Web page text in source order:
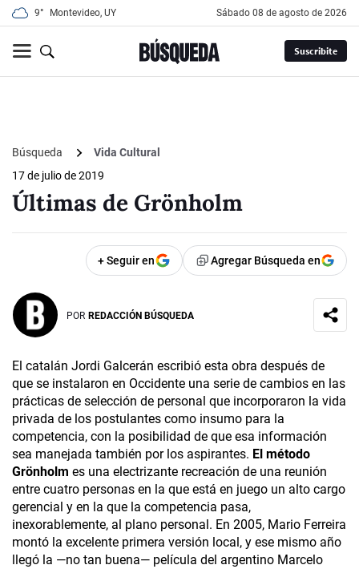
9° Montevideo, UY sábado 08 de agosto de 2026
Suscribite
Búsqueda
Vida Cultural
17 de julio de 2019
Últimas de Grönholm
+ Seguir en Agregar Búsqueda en
POR REDACCIÓN BÚSQUEDA
El catalán Jordi Galcerán escribió esta obra después de
que se instalaron en Occidente una serie de cambios en las
prácticas de selección de personal que incorporaron la vida
privada de los postulantes como insumo para la
competencia, con la posibilidad de que esa información
sea manejada también por los aspirantes. El método
Grönholm es una electrizante recreación de una reunión
entre cuatro personas en la que está en juego un alto cargo
gerencial y en la que la competencia pasa,
inexorablemente, al plano personal. En 2005, Mario Ferreira
montó la excelente primera versión local, y ese mismo año
llegó la —no tan buena— película del argentino Marcelo